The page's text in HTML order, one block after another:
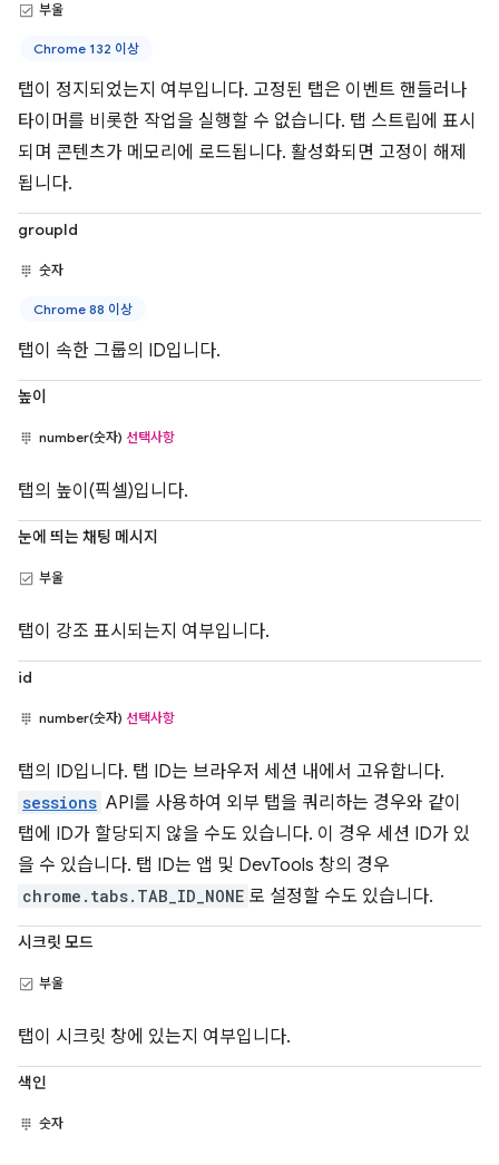
부울
Chrome 132 이상
탭이 정지되었는지 여부입니다. 고정된 탭은 이벤트 핸들러나
타이머를 비롯한 작업을 실행할 수 없습니다. 탭 스트립에 표시
되며 콘텐츠가 메모리에 로드됩니다. 활성화되면 고정이 해제
됩니다.
groupId
숫자
Chrome 88 이상
탭이 속한 그룹의 ID입니다.
높이
number(숫자) 선택사항
탭의 높이(픽셀)입니다.
눈에 띄는 채팅 메시지
부울
탭이 강조 표시되는지 여부입니다.
id
number(숫자) 선택사항
탭의 ID입니다. 탭 ID는 브라우저 세션 내에서 고유합니다.
sessions API를 사용하여 외부 탭을 쿼리하는 경우와 같이
탭에 ID가 할당되지 않을 수도 있습니다. 이 경우 세션 ID가 있
을 수 있습니다. 탭 ID는 앱 및 DevTools 창의 경우
chrome.tabs.TAB_ID_NONE 로 설정할 수도 있습니다.
시크릿 모드
부울
탭이 시크릿 창에 있는지 여부입니다.
색인
숫자